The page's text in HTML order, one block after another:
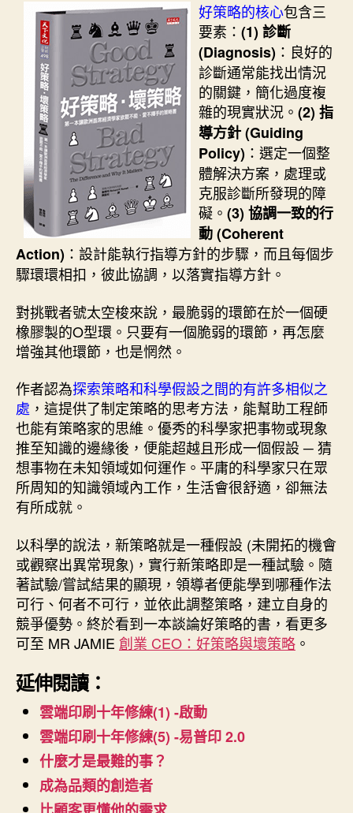
好策略的核心包含三
要素： (1) 診斷
(Diagnosis) ：良好的
診斷通常能找出情況
的關鍵，簡化過度複
雜的現實狀況。 (2) 指
導方針 (Guiding
Policy) ：選定一個整
體解決方案，處理或
克服診斷所發現的障
礙。 (3) 協調一致的行
動 (Coherent
Action) ：設計能執行指導方針的步驟，而且每個步
驟環環相扣，彼此協調，以落實指導方針。
對挑戰者號太空梭來說，最脆弱的環節在於一個硬
橡膠製的O型環。只要有一個脆弱的環節，再怎麼
增強其他環節，也是惘然。
作者認為探索策略和科學假設之間的有許多相似之
處 ，這提供了制定策略的思考方法，能幫助工程師
也能有策略家的思維。優秀的科學家把事物或現象
推至知識的邊緣後，便能超越且形成一個假設 ─ 猜
想事物在未知領域如何運作。平庸的科學家只在眾
所周知的知識領域內工作，生活會很舒適，卻無法
有所成就。
以科學的說法，新策略就是一種假設 (未開拓的機會
或觀察出異常現象)，實行新策略即是一種試驗。隨
著試驗/嘗試結果的顯現，領導者便能學到哪種作法
可行、何者不可行，並依此調整策略，建立自身的
競爭優勢。終於看到一本談論好策略的書，看更多
可至 MR JAMIE 創業 CEO：好策略與壞策略 。
延伸閱讀：
雲端印刷十年修練(1) -啟動
雲端印刷十年修練(5) -易普印 2.0
什麼才是最難的事？
成為品類的創造者